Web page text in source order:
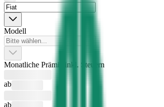
Modell
Monatliche Prämie inkl. Steuern
ab
ab